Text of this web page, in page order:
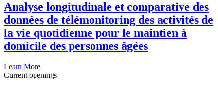
Analyse longitudinale et comparative des
données de télémonitoring des activités de
la vie quotidienne pour le maintien à
domicile des personnes âgées
Learn More
Current openings